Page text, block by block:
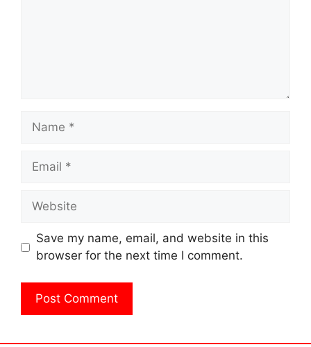
Name
Email
Website
Save my name, email, and website in this
browser for the next time I comment.